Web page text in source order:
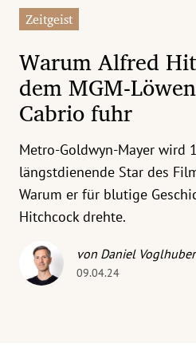
Untermenü
Untermenü
Untermenü
Untermenü
Zeitgeist
Warum Alfred
dem MGM-
Cabrio fuhr
Metro-Goldwyn-Mayer wird
längstdienende Star des
Warum er für blutige
Hitchcock drehte.
von Daniel Voglhuber
09.04.24